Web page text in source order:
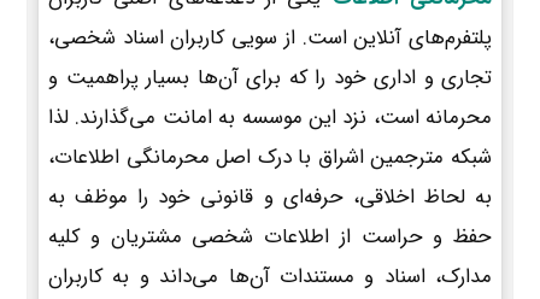
پلتفرم‌های آنلاین است. از سویی کاربران اسناد شخصی،
تجاری و اداری خود را که برای آن‌ها بسیار پراهمیت و
محرمانه است، نزد این موسسه به امانت می‌گذارند. لذا
شبکه مترجمین اشراق با درک اصل محرمانگی اطلاعات،
به لحاظ اخلاقی، حرفه‌ای و قانونی خود را موظف به
حفظ و حراست از اطلاعات شخصی مشتریان و کلیه
مدارک، اسناد و مستندات آن‌ها می‌داند و به کاربران